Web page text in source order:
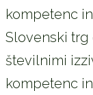
kompetenc
Slovenski trg
številnimi
kompetenc